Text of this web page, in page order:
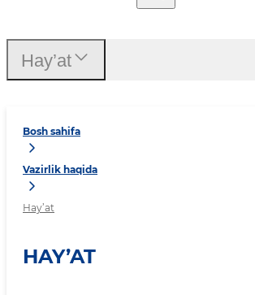
Bosh sahifa
Vazirlik haqida
Hay’at
HAY’AT
Hay’at